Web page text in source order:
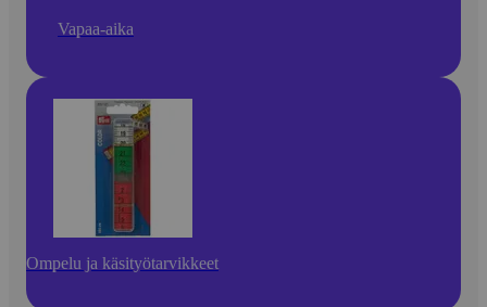
Vapaa-aika
Ompelu ja käsityötarvikkeet